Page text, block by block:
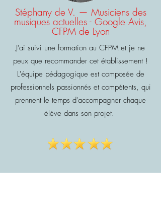
Stéphany de V. — Musiciens des
musiques actuelles - Google Avis,
CFPM de Lyon
J'ai suivi une formation au CFPM et je ne
peux que recommander cet établissement !
L'équipe pédagogique est composée de
professionnels passionnés et compétents, qui
prennent le temps d'accompagner chaque
élève dans son projet.